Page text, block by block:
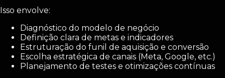
Isso envolve:
Diagnóstico do modelo de negócio
Definição clara de metas e indicadores
Estruturação do funil de aquisição e conversão
Escolha estratégica de canais (Meta, Google, etc.)
Planejamento de testes e otimizações contínuas